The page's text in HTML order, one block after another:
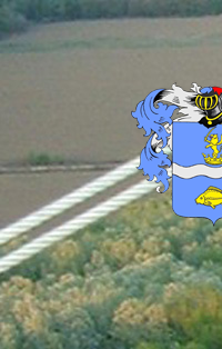
Ugrás a tartalomra